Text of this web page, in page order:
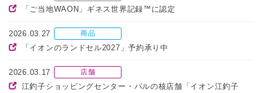
「ご当地WAON」ギネス世界記録™に認定
2026.03.27 商品
「イオンのランドセル2027」予約承り中
2026.03.17 店舗
江釣子ショッピングセンター・パルの核店舗「イオン江釣子